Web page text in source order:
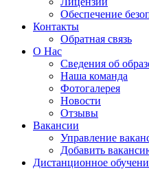
Обеспечение
Контакты
Обратная связь
О Нас
Сведения об
Наша команда
Фотогалерея
Новости
Отзывы
Вакансии
Управление
Добавить
Дистанционное